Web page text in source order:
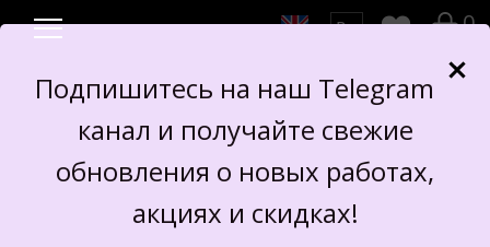
0
БРОШЬ ПЕЛАРГОНИЯ
Подпишитесь на наш Telegram
канал и получайте свежие
обновления о новых работах,
акциях и скидках!